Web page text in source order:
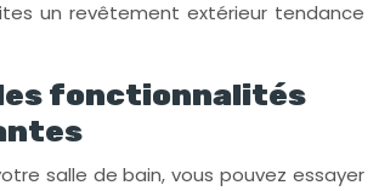
un revêtement extérieur tendance
fonctionnalités
salle de bain, vous pouvez essayer